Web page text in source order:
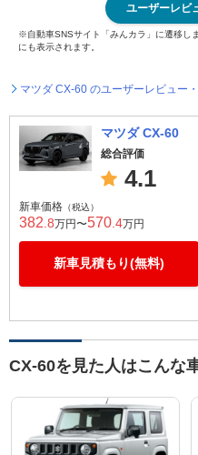
ユーザーレビ
※自動車SNSサイト「みんカラ」に遷移し
にも表示されます。
マツダ CX-60 のユーザーレビュー
マツダ CX-60
総合評価
4.1
新車価格 （税込）
382 .8万円〜570 .4万円
新車見積もり(無料)
CX-60を見た人はこんな